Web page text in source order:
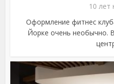
10 лет
Оформление фитнес
Йорке очень необычно.